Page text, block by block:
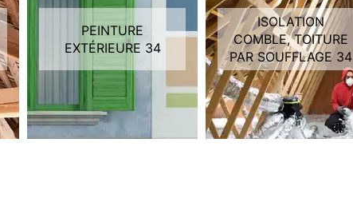
PEINTURE
EXTÉRIEURE 34
ISOLATION
COMBLE, TOITURE
PAR SOUFFLAGE 34